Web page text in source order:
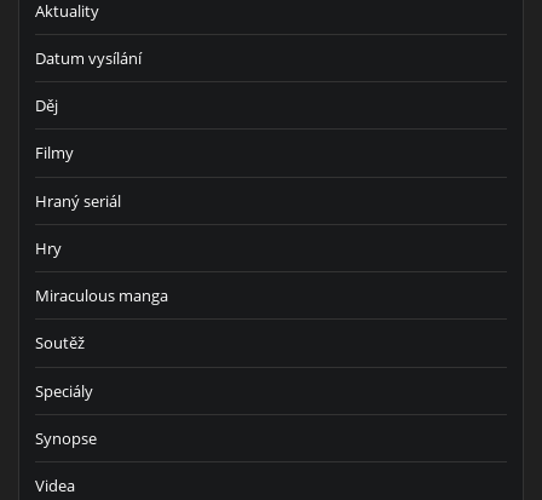
Aktuality
Datum vysílání
Děj
Filmy
Hraný seriál
Hry
Miraculous manga
Soutěž
Speciály
Synopse
Videa